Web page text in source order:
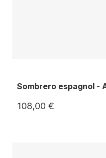
Sombrero espagnol -
108,00 €